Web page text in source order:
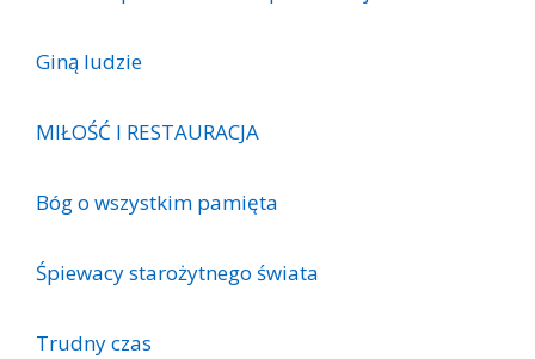
Giną ludzie
MIŁOŚĆ I RESTAURACJA
Bóg o wszystkim pamięta
Śpiewacy starożytnego świata
Trudny czas